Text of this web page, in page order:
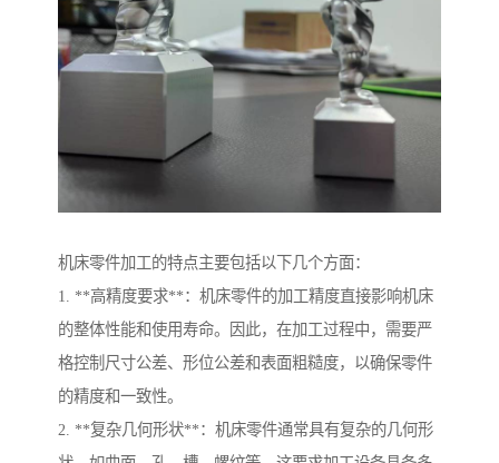
机床零件加工的特点主要包括以下几个方面：
1. **高精度要求**：机床零件的加工精度直接影响机床
的整体性能和使用寿命。因此，在加工过程中，需要严
格控制尺寸公差、形位公差和表面粗糙度，以确保零件
的精度和一致性。
2. **复杂几何形状**：机床零件通常具有复杂的几何形